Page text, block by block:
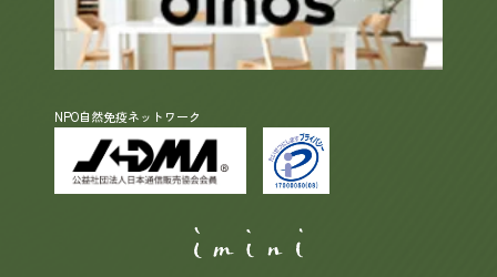
NPO自然免疫ネットワーク